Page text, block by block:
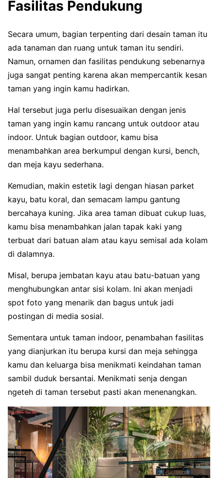
Fasilitas Pendukung
Secara umum, bagian terpenting dari desain taman itu
ada tanaman dan ruang untuk taman itu sendiri.
Namun, ornamen dan fasilitas pendukung sebenarnya
juga sangat penting karena akan mempercantik kesan
taman yang ingin kamu hadirkan.
Hal tersebut juga perlu disesuaikan dengan jenis
taman yang ingin kamu rancang untuk outdoor atau
indoor. Untuk bagian outdoor, kamu bisa
menambahkan area berkumpul dengan kursi, bench,
dan meja kayu sederhana.
Kemudian, makin estetik lagi dengan hiasan parket
kayu, batu koral, dan semacam lampu gantung
bercahaya kuning. Jika area taman dibuat cukup luas,
kamu bisa menambahkan jalan tapak kaki yang
terbuat dari batuan alam atau kayu semisal ada kolam
di dalamnya.
Misal, berupa jembatan kayu atau batu-batuan yang
menghubungkan antar sisi kolam. Ini akan menjadi
spot foto yang menarik dan bagus untuk jadi
postingan di media sosial.
Sementara untuk taman indoor, penambahan fasilitas
yang dianjurkan itu berupa kursi dan meja sehingga
kamu dan keluarga bisa menikmati keindahan taman
sambil duduk bersantai. Menikmati senja dengan
ngeteh di taman tersebut pasti akan menenangkan.